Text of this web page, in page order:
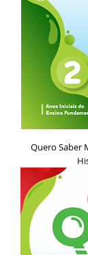
Quero Saber